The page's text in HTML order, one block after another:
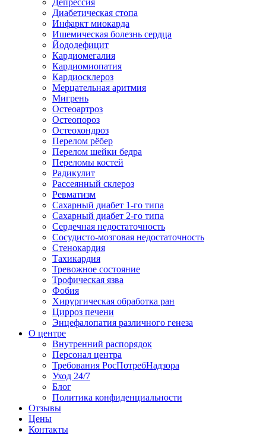
Депрессия
Диабетическая стопа
Инфаркт миокарда
Ишемическая болезнь сердца
Йододефицит
Кардиомегалия
Кардиомиопатия
Кардиосклероз
Мерцательная аритмия
Мигрень
Остеоартроз
Остеопороз
Остеохондроз
Перелом рёбер
Перелом шейки бедра
Переломы костей
Радикулит
Рассеянный склероз
Ревматизм
Сахарный диабет 1-го типа
Сахарный диабет 2-го типа
Сердечная недостаточность
Сосудисто-мозговая недостаточность
Стенокардия
Тахикардия
Тревожное состояние
Трофическая язва
Фобия
Хирургическая обработка ран
Цирроз печени
Энцефалопатия различного генеза
О центре
Внутренний распорядок
Персонал центра
Требования РосПотребНадзора
Уход 24/7
Блог
Политика конфиденциальности
Отзывы
Цены
Контакты